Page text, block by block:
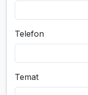
Telefon
Temat